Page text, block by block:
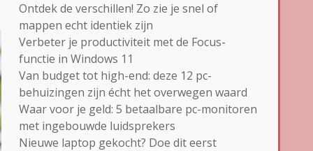
Ontdek de verschillen! Zo zie je snel of
mappen echt identiek zijn
Verbeter je productiviteit met de Focus-
functie in Windows 11
Van budget tot high-end: deze 12 pc-
behuizingen zijn écht het overwegen waard
Waar voor je geld: 5 betaalbare pc-monitoren
met ingebouwde luidsprekers
Nieuwe laptop gekocht? Doe dit eerst